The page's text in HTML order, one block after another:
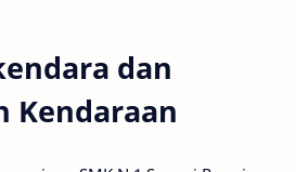
dan
Kendaraan